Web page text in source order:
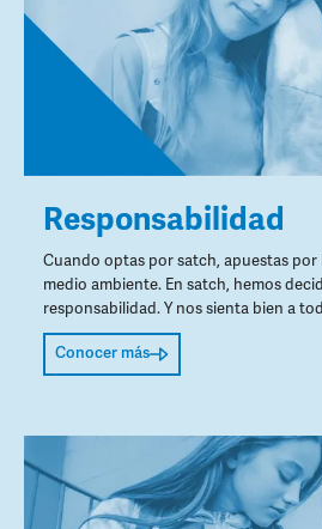
Responsabilidad
Cuando optas por satch, apuestas por
medio ambiente. En satch, hemos
responsabilidad. Y nos sienta bien a
Conocer más